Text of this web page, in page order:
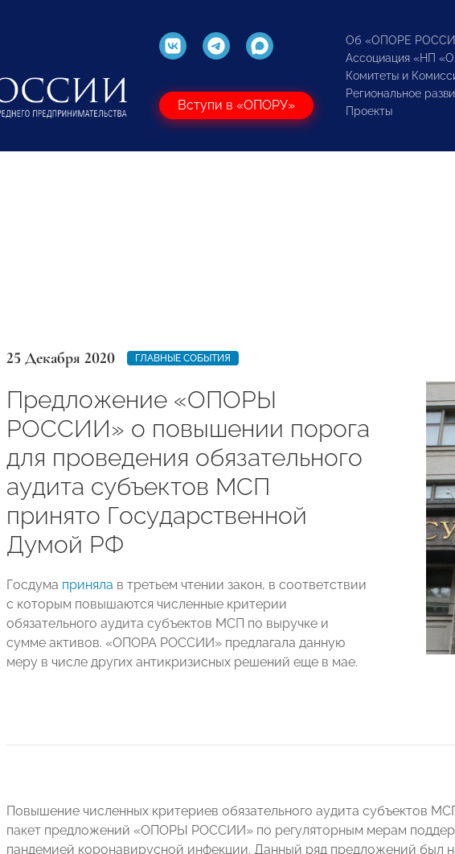
Вступи в «ОПОРУ»
Об «ОПОРЕ
Ассоциация «НП
Комитеты и
Региональное
Проекты
25 Декабря 2020 ГЛАВНЫЕ СОБЫТИЯ
Предложение «ОПОРЫ
РОССИИ» о повышении порога
для проведения обязательного
аудита субъектов МСП
принято Государственной
Думой РФ
Госдума приняла в третьем чтении закон, в соответствии
с которым повышаются численные критерии
обязательного аудита субъектов МСП по выручке и
сумме активов. «ОПОРА РОССИИ» предлагала данную
меру в числе других антикризисных решений еще в мае.
Повышение численных критериев обязательного аудита субъектов
пакет предложений «ОПОРЫ РОССИИ» по регуляторным мерам
пандемией коронавирусной инфекции. Данный ряд предложений был